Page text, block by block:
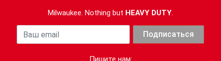
Milwaukee. Nothing but HEAVY DUTY.
Ваша почта Подписаться
Пишите нам: